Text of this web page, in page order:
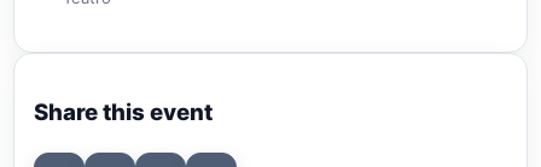
Share this event